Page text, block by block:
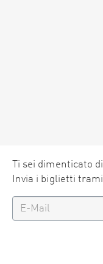
Ti sei dimenticato
Invia i biglietti